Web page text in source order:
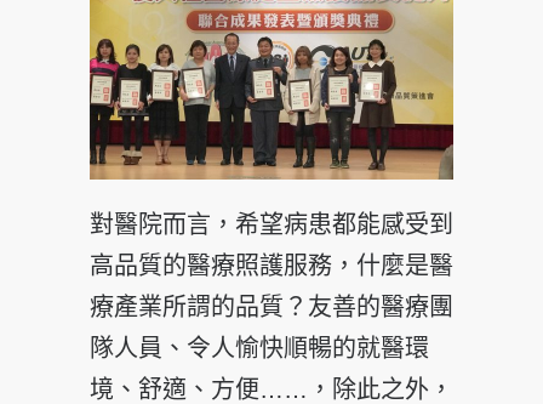
對醫院而言，希望病患都能感受到
高品質的醫療照護服務，什麼是醫
療產業所謂的品質？友善的醫療團
隊人員、令人愉快順暢的就醫環
境、舒適、方便……，除此之外，